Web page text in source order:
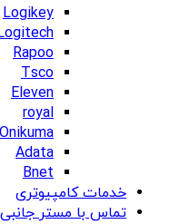
Logikey
Rapoo
Tsco
Eleven
royal
Onikuma
Adata
Bnet
خدمات کامپیوتری
تماس با مستر جانبی